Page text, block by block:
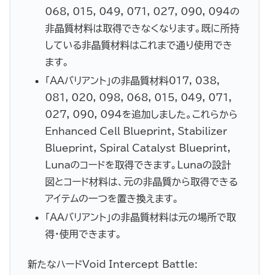
068, 015, 049, 071, 027, 090, 094の
非晶質材料は取得できなくなります。既に所持
している非晶質材料はこれまで通り使用でき
ます。
「AAバリアント」の非晶質材料017, 038,
081, 020, 098, 068, 015, 049, 071,
027, 090, 094を追加しました。これらから
Enhanced Cell Blueprint, Stabilizer
Blueprint, Spiral Catalyst Blueprint,
Lunaのコードを取得できます。Lunaの設計
図とコード材料は、元の非晶質から取得できる
アイテムの一つを置き換えます。
「AAバリアント」の非晶質材料は元の場所で取
得・使用できます。
新たなハードVoid Intercept Battle: